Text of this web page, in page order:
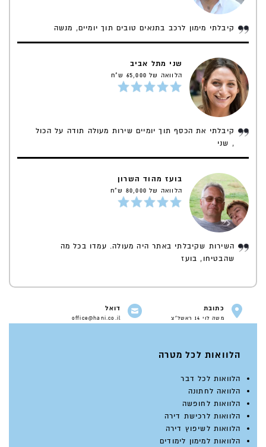
קיבלתי מימון לרכב בתנאים טובים תוך יומיים, מנשה
שני מתל אביב
הלוואה של 65,000 ש"ח
קיבלתי את הכסף תוך יומיים שירות מעולה תודה על הכול
, שני
בועז מהוד השרון
הלוואה של 80,000 ש"ח
השירות שקיבלתי באתר היה מעולה. עמדו בכל מה
שהבטיחו, בועז
כתובת
משה לוי 14 ראשל"צ
דואל
office@hani.co.il
הלוואות לכל מטרה
הלוואות לכל דבר
הלוואה לחתונה
הלוואות לחופשה
הלוואות לרכישת דירה
הלוואות לשיפוץ דירה
הלוואות למימון לימודים